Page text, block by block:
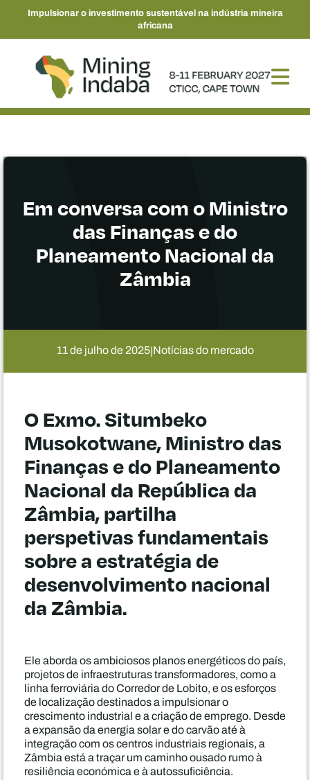
Impulsionar o investimento sustentável na indústria mineira
africana
Em conversa com o Ministro
das Finanças e do
Planeamento Nacional da
Zâmbia
11 de julho de 2025|Notícias do mercado
O Exmo. Situmbeko
Musokotwane, Ministro das
Finanças e do Planeamento
Nacional da República da
Zâmbia, partilha
perspetivas fundamentais
sobre a estratégia de
desenvolvimento nacional
da Zâmbia.
Ele aborda os ambiciosos planos energéticos do país,
projetos de infraestruturas transformadores, como a
linha ferroviária do Corredor de Lobito, e os esforços
de localização destinados a impulsionar o
crescimento industrial e a criação de emprego. Desde
a expansão da energia solar e do carvão até à
integração com os centros industriais regionais, a
Zâmbia está a traçar um caminho ousado rumo à
resiliência económica e à autossuficiência.